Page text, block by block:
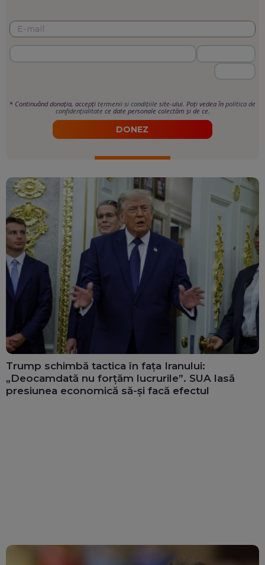
* Continuând donația, accepți termenii si condițiile site-ului. Poți vedea în politica de
confidențialitate ce date personale colectăm și de ce.
DONEZ
Trump schimbă tactica în fața Iranului:
„Deocamdată nu forțăm lucrurile”. SUA lasă
presiunea economică să-și facă efectul